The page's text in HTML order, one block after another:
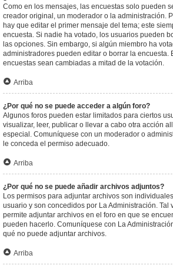
Como en los mensajes, las encuestas solo pueden
creador original, un moderador o la administración.
hay que editar el primer mensaje del tema; este
encuesta. Si nadie ha votado, los usuarios pueden
las opciones. Sin embargo, si algún miembro ha
administradores pueden editar o borrar la encuesta.
encuestas sean cambiadas a mitad de la votación.
Arriba
¿Por qué no se puede acceder a algún foro?
Algunos foros pueden estar limitados para ciertos
visualizar, leer, publicar o llevar a cabo otra acción
especial. Comuníquese con un moderador o
le conceda el permiso adecuado.
Arriba
¿Por qué no se puede añadir archivos adjuntos?
Los permisos para adjuntar archivos son
usuario y son concedidos por La Administración. Tal
permite adjuntar archivos en el foro en que se
pueden hacerlo. Comuníquese con La
qué no puede adjuntar archivos.
Arriba